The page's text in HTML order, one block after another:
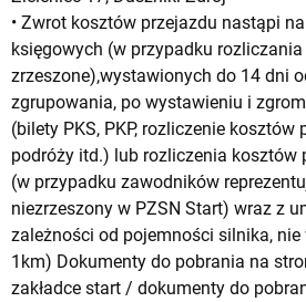
• Zwrot kosztów przejazdu nastąpi
księgowych (w przypadku
zrzeszone),wystawionych do 14 dni
zgrupowania, po wystawieniu i
(bilety PKS, PKP, rozliczenie
podróży itd.) lub rozliczenia kosztów
(w przypadku zawodników
niezrzeszony w PZSN Start) wraz z
zależności od pojemności silnika, nie
1km) Dokumenty do pobrania na
zakładce start / dokumenty do